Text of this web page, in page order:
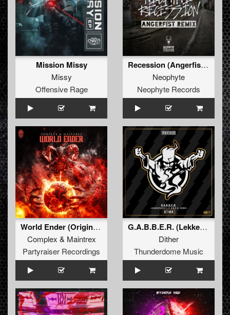
Mission Missy
Missy
Offensive Rage
Recession (Angerfist Remix Extended)
Neophyte
Neophyte Records
World Ender (Original Mix)
Complex & Maintrex
Partyraiser Recordings
G.A.B.B.E.R. (Lekkerfaces L.E.K.K.E.R. Remix)
Dither
Thunderdome Music